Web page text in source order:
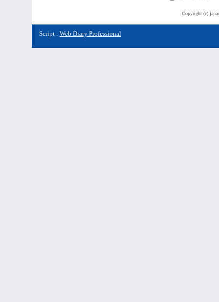
Copyright (c)
Script : Web Diary Professional